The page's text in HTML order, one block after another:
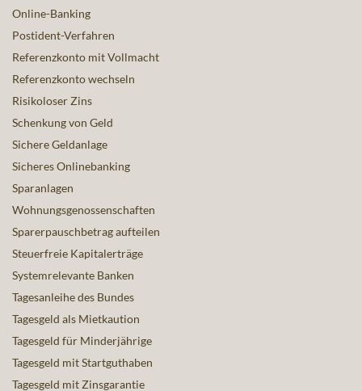
Online-Banking
Postident-Verfahren
Referenzkonto mit Vollmacht
Referenzkonto wechseln
Risikoloser Zins
Schenkung von Geld
Sichere Geldanlage
Sicheres Onlinebanking
Sparanlagen
Wohnungsgenossenschaften
Sparerpauschbetrag aufteilen
Steuerfreie Kapitalerträge
Systemrelevante Banken
Tagesanleihe des Bundes
Tagesgeld als Mietkaution
Tagesgeld für Minderjährige
Tagesgeld mit Startguthaben
Tagesgeld mit Zinsgarantie